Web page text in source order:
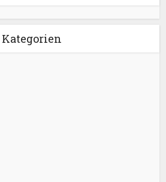
Kategorien